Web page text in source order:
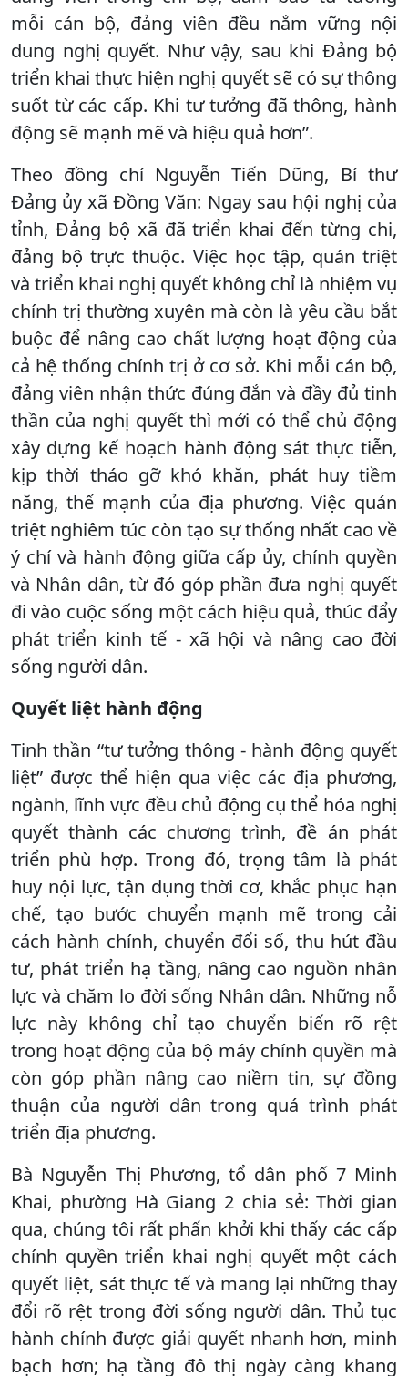
mỗi cán bộ, đảng viên đều nắm vững nội
dung nghị quyết. Như vậy, sau khi Đảng bộ
triển khai thực hiện nghị quyết sẽ có sự thông
suốt từ các cấp. Khi tư tưởng đã thông, hành
động sẽ mạnh mẽ và hiệu quả hơn”.
Theo đồng chí Nguyễn Tiến Dũng, Bí thư
Đảng ủy xã Đồng Văn: Ngay sau hội nghị của
tỉnh, Đảng bộ xã đã triển khai đến từng chi,
đảng bộ trực thuộc. Việc học tập, quán triệt
và triển khai nghị quyết không chỉ là nhiệm vụ
chính trị thường xuyên mà còn là yêu cầu bắt
buộc để nâng cao chất lượng hoạt động của
cả hệ thống chính trị ở cơ sở. Khi mỗi cán bộ,
đảng viên nhận thức đúng đắn và đầy đủ tinh
thần của nghị quyết thì mới có thể chủ động
xây dựng kế hoạch hành động sát thực tiễn,
kịp thời tháo gỡ khó khăn, phát huy tiềm
năng, thế mạnh của địa phương. Việc quán
triệt nghiêm túc còn tạo sự thống nhất cao về
ý chí và hành động giữa cấp ủy, chính quyền
và Nhân dân, từ đó góp phần đưa nghị quyết
đi vào cuộc sống một cách hiệu quả, thúc đẩy
phát triển kinh tế - xã hội và nâng cao đời
sống người dân.
Quyết liệt hành động
Tinh thần “tư tưởng thông - hành động quyết
liệt” được thể hiện qua việc các địa phương,
ngành, lĩnh vực đều chủ động cụ thể hóa nghị
quyết thành các chương trình, đề án phát
triển phù hợp. Trong đó, trọng tâm là phát
huy nội lực, tận dụng thời cơ, khắc phục hạn
chế, tạo bước chuyển mạnh mẽ trong cải
cách hành chính, chuyển đổi số, thu hút đầu
tư, phát triển hạ tầng, nâng cao nguồn nhân
lực và chăm lo đời sống Nhân dân. Những nỗ
lực này không chỉ tạo chuyển biến rõ rệt
trong hoạt động của bộ máy chính quyền mà
còn góp phần nâng cao niềm tin, sự đồng
thuận của người dân trong quá trình phát
triển địa phương.
Bà Nguyễn Thị Phương, tổ dân phố 7 Minh
Khai, phường Hà Giang 2 chia sẻ: Thời gian
qua, chúng tôi rất phấn khởi khi thấy các cấp
chính quyền triển khai nghị quyết một cách
quyết liệt, sát thực tế và mang lại những thay
đổi rõ rệt trong đời sống người dân. Thủ tục
hành chính được giải quyết nhanh hơn, minh
bạch hơn; hạ tầng đô thị ngày càng khang